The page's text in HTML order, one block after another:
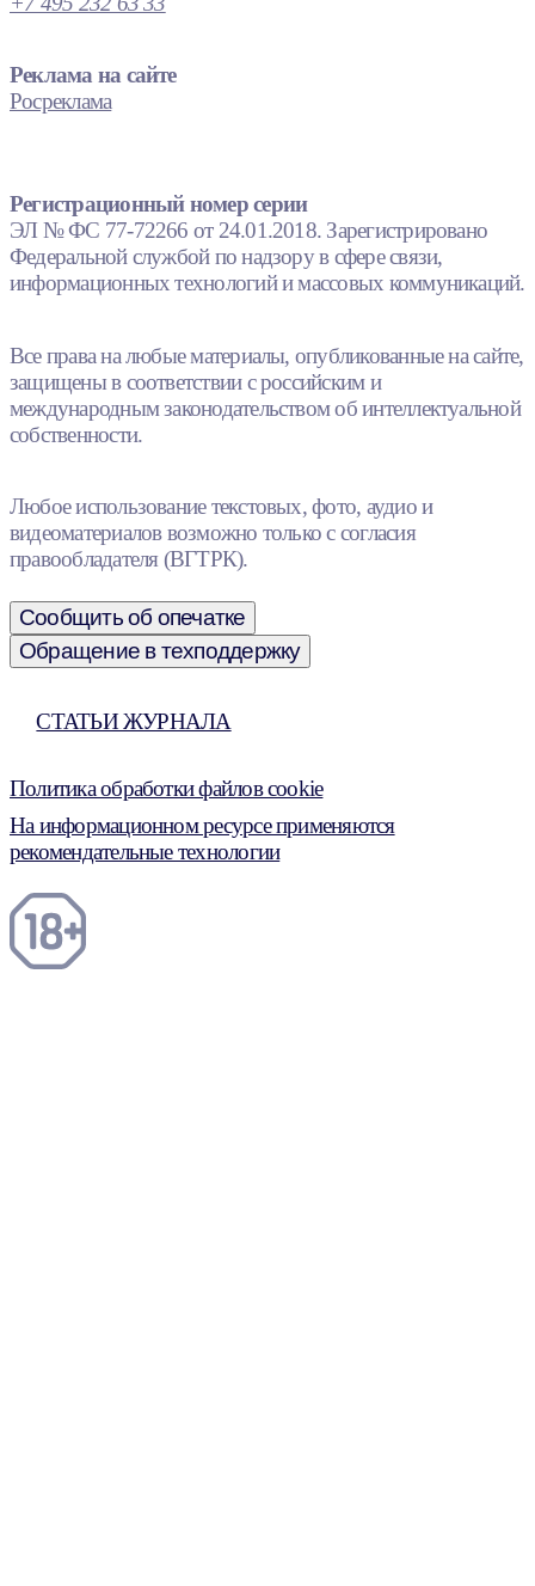
Реклама на сайте
Росреклама
Регистрационный номер серии
ЭЛ № ФС 77-72266 от 24.01.2018. Зарегистрировано
Федеральной службой по надзору в сфере связи,
информационных технологий и массовых коммуникаций.
Все права на любые материалы, опубликованные на сайте,
защищены в соответствии с российским и
международным законодательством об интеллектуальной
собственности.
Любое использование текстовых, фото, аудио и
видеоматериалов возможно только с согласия
правообладателя (ВГТРК).
Сообщить об опечатке
Обращение в техподдержку
СТАТЬИ ЖУРНАЛА
Политика обработки файлов cookie
На информационном ресурсе применяются
рекомендательные технологии